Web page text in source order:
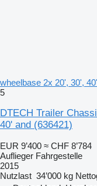
wheelbase 2x 20', 30',
5
DTECH Trailer
40' and (636421)
EUR 9’400 ≈ CHF 8’784
Auflieger Fahrgestelle
2015
Nutzlast 34’000 kg